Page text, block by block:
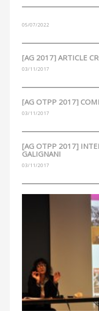
05/07/2022
[AG 2017] ARTICLE
03/11/2017
[AG OTPP 2017]
03/11/2017
[AG OTPP 2017]
GALIGNANI
03/11/2017